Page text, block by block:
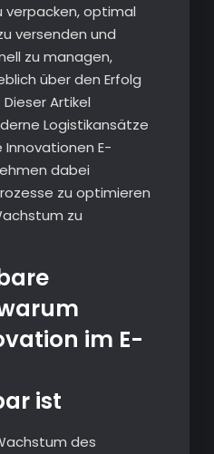
verpacken, optimal
versenden und
zu managen,
über den Erfolg
Artikel
Logistikansätze
E-
dabei
zu optimieren
zu
im E-
ist
des